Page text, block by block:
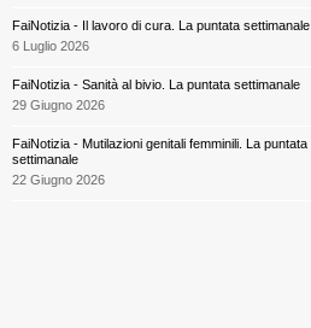
FaiNotizia - Il lavoro di cura. La puntata settimanale
6 Luglio 2026
FaiNotizia - Sanità al bivio. La puntata settimanale
29 Giugno 2026
FaiNotizia - Mutilazioni genitali femminili. La puntata
settimanale
22 Giugno 2026